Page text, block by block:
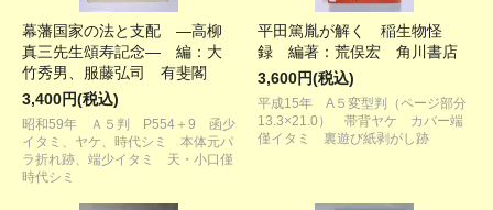
幕藩国家の法と支配 ―高柳
真三先生頌寿記念― 編：大
竹秀男、服藤弘司 有斐閣
3,400円(税込)
昭和59年 Ａ５判 P554＋9 函少
イタミ、ヤケ、時代シミ 本体元パ
ラ折れ跡、端少イタミ 天・小口僅
時代シミ
平田篤胤が解く 稲生物怪
録 編著：荒俣宏 角川書店
3,600円(税込)
平成15年 A５変型判（ページ部分
13.3×21.0） 帯背ヤケ カバー端
僅イタミ 裏遊び紙剥がし跡